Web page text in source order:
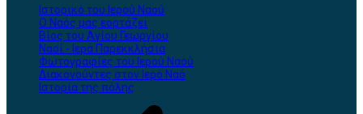
Ιστορικό του Ιερού Ναού
Ο Ναός μας εορτάζει
Βίος του Αγίου Γεωργίου
Ναοί - Ιερά Παρεκκλήσια
Φωτογραφίες του Ιερού Ναού
Διακονούντες στον Ιερό Ναό
Ιστορία της πόλης